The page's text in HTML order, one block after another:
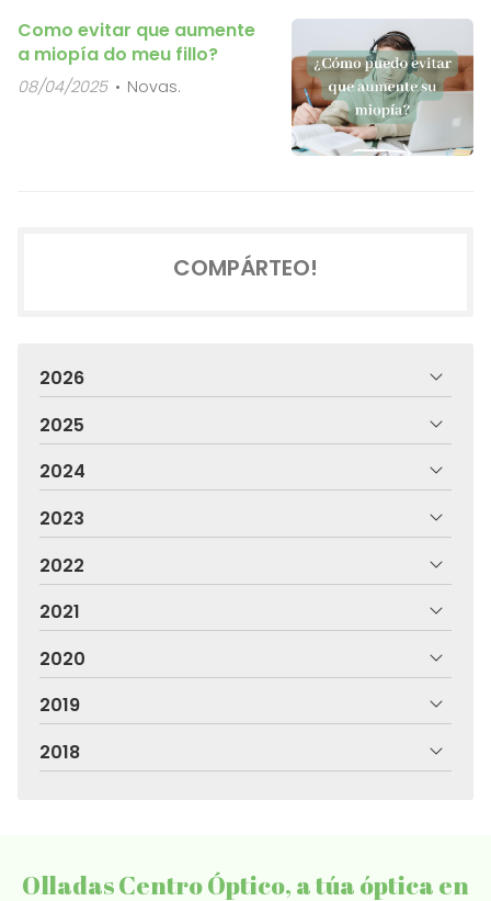
Como evitar que aumente
a miopía do meu fillo?
08/04/2025 Novas.
COMPÁRTEO!
2026
2025
2024
2023
2022
2021
2020
2019
2018
Olladas Centro Óptico, a túa óptica en